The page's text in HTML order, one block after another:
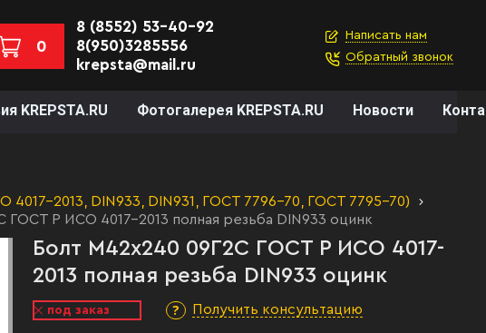
0
8 (8552) 53-40-92
8(950)3285556
krepsta@mail.ru
Написать нам
Обратный звонок
KREPSTA.RU Фотогалерея KREPSTA.RU Новости
2013, DIN933, DIN931, ГОСТ 7796-70, ГОСТ 7795-70)
ГОСТ Р ИСО 4017-2013 полная резьба DIN933 оцинк
Болт М42х240 09Г2С ГОСТ Р ИСО 4017-
2013 полная резьба DIN933 оцинк
под заказ Получить консультацию